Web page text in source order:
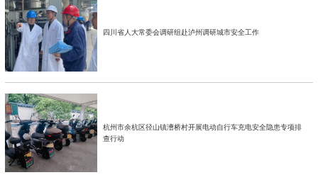
四川省人大常委会调研组赴泸州调研城市安全工作
杭州市余杭区径山镇漕桥村开展电动自行车充电安全隐患专项排
查行动